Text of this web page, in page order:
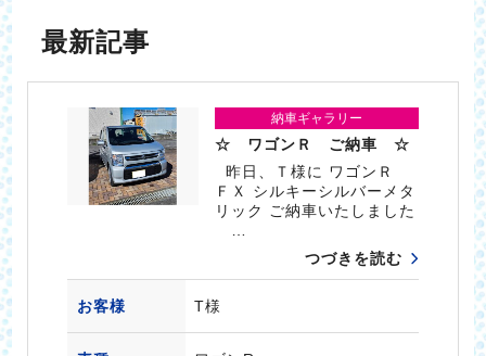
最新記事
納車ギャラリー
☆ ワゴンＲ ご納車 ☆
昨日、Ｔ様に ワゴンＲ
ＦＸ シルキーシルバーメタ
リック ご納車いたしました
つづきを読む
お客様 T様